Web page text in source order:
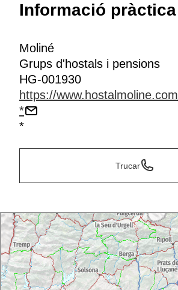
Informació pràctica
Moliné
Grups d'hostals i pensions
HG-001930
https://www.hostalmoline.com
*
*
Trucar